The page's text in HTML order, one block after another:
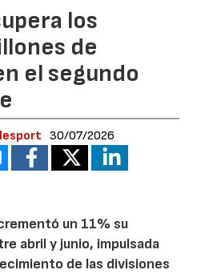
los
de
el segundo
30/07/2026
un 11% su
abril y junio, impulsada
de las divisiones